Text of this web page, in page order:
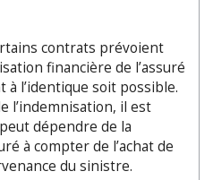
contrats prévoient
financière de l’assuré
à l’identique soit possible.
l’indemnisation, il est
dépendre de la
à compter de l’achat de
du sinistre.